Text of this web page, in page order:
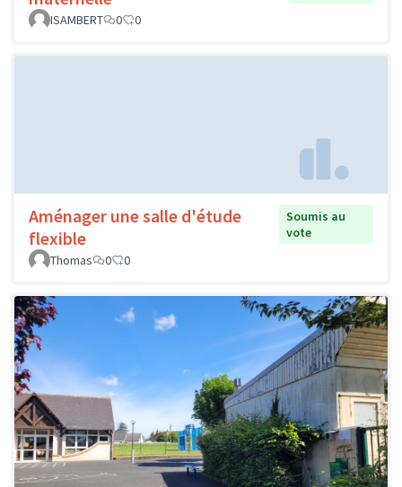
ISAMBERT
0 0
Aménager une salle d'étude
flexible
Soumis au
vote
Thomas
0 0